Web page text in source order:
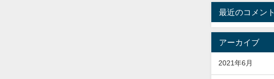
最近のコメント
アーカイブ
2021年6月